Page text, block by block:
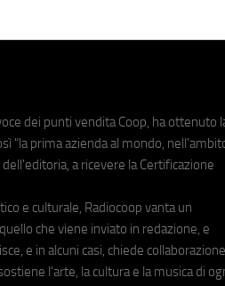
dei punti vendita Coop, ha ottenuto
"la prima azienda al mondo,
a ricevere la Certificazione
e culturale, Radiocoop vanta un
che viene inviato in redazione, e
e in alcuni casi, chiede collaborazione
l'arte, la cultura e la musica di